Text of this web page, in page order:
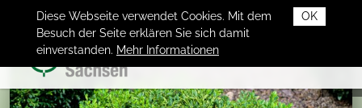
OK
Diese Webseite verwendet Cookies. Mit dem
Besuch der Seite erklären Sie sich damit
einverstanden. Mehr Informationen